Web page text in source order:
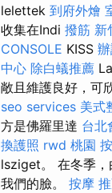
lelettek 到府外燴
收集在Indi 撥筋 新
CONSOLE KISS
中心 除白蟻推薦
敞且維護良好，可
seo services 美式
方是佛羅里達 台北
換護照 rwd 桃園
lsziget。 在冬季，
我們的臉。 按摩